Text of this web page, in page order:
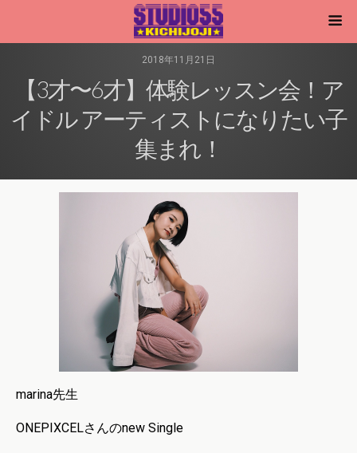
2018年11月21日
【3才〜6才】体験レッスン会！ア
イドル アーティストになりたい子
集まれ！
marina先生
ONEPIXCELさんのnew Single